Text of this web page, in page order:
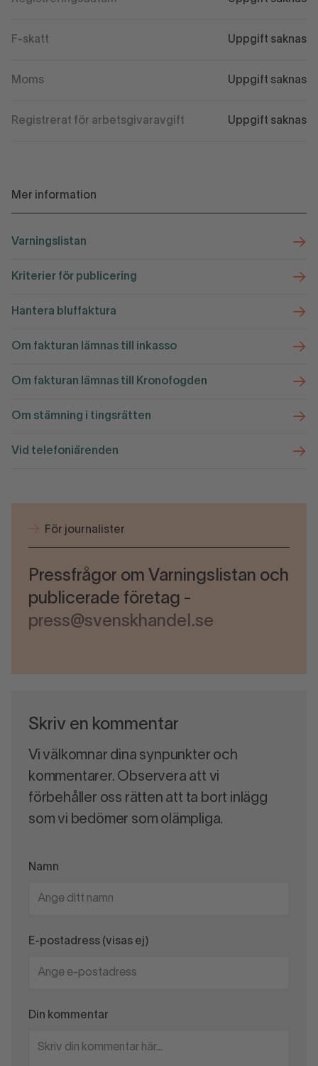
F-skatt Uppgift saknas
Moms Uppgift saknas
Registrerat för arbetsgivaravgift Uppgift saknas
Mer information
Varningslistan
Kriterier för publicering
Hantera bluffaktura
Om fakturan lämnas till inkasso
Om fakturan lämnas till Kronofogden
Om stämning i tingsrätten
Vid telefoniärenden
För journalister
Pressfrågor om Varningslistan och
publicerade företag -
press@svenskhandel.se
Skriv en kommentar
Vi välkomnar dina synpunkter och
kommentarer. Observera att vi
förbehåller oss rätten att ta bort inlägg
som vi bedömer som olämpliga.
Namn
E-postadress (visas ej)
Din kommentar